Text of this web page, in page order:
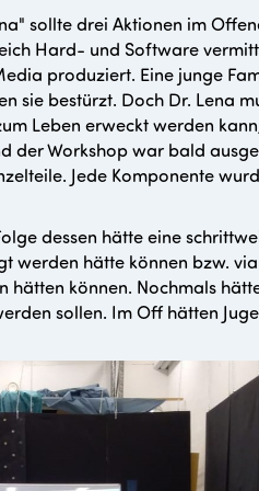
sollte drei Aktionen im
Hard- und Software
produziert. Eine junge
sie bestürzt. Doch Dr. Lena
Leben erweckt werden
der Workshop war bald
Jede Komponente
dessen hätte eine
werden hätte können bzw.
hätten können. Nochmals
sollen. Im Off hätten